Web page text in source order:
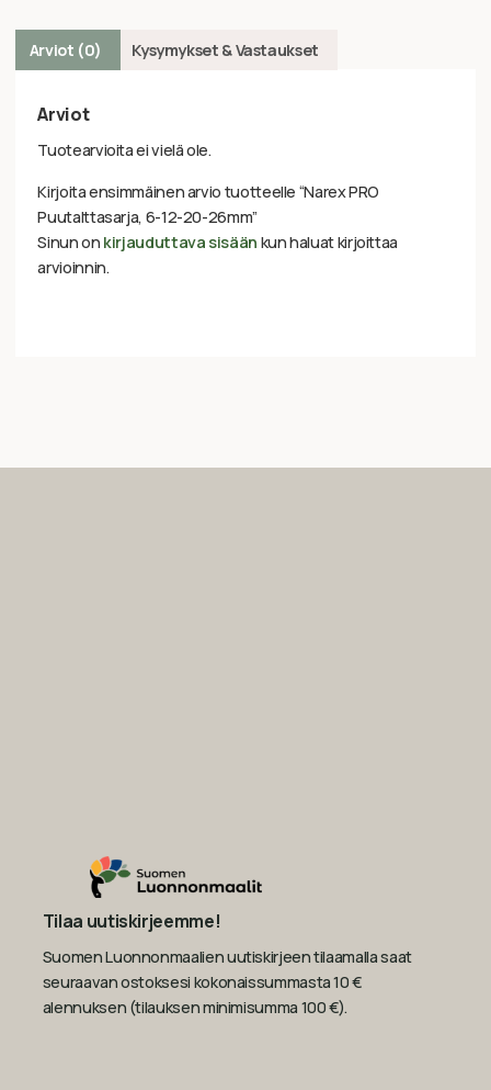
Arviot (0) Kysymykset & Vastaukset
Arviot
Tuotearvioita ei vielä ole.
Kirjoita ensimmäinen arvio tuotteelle “Narex PRO
Puutalttasarja, 6-12-20-26mm”
Sinun on kirjauduttava sisään kun haluat kirjoittaa
arvioinnin.
Tilaa uutiskirjeemme!
Suomen Luonnonmaalien uutiskirjeen tilaamalla saat
seuraavan ostoksesi kokonaissummasta 10 €
alennuksen (tilauksen minimisumma 100 €).